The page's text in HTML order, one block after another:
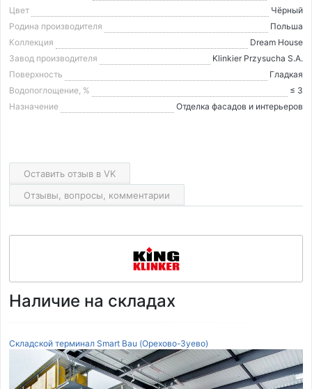
Цвет
Чёрный
Родина производителя
Польша
Коллекция
Dream House
Завод производителя
Klinkier Przysucha S.A.
Поверхность
Гладкая
Водопоглощение, %
≤ 3
Назначение
Отделка фасадов и интерьеров
Оставить отзыв в VK
Отзывы, вопросы, комментарии
Наличие на складах
Складской терминал Smart Bau (Орехово-Зуево)